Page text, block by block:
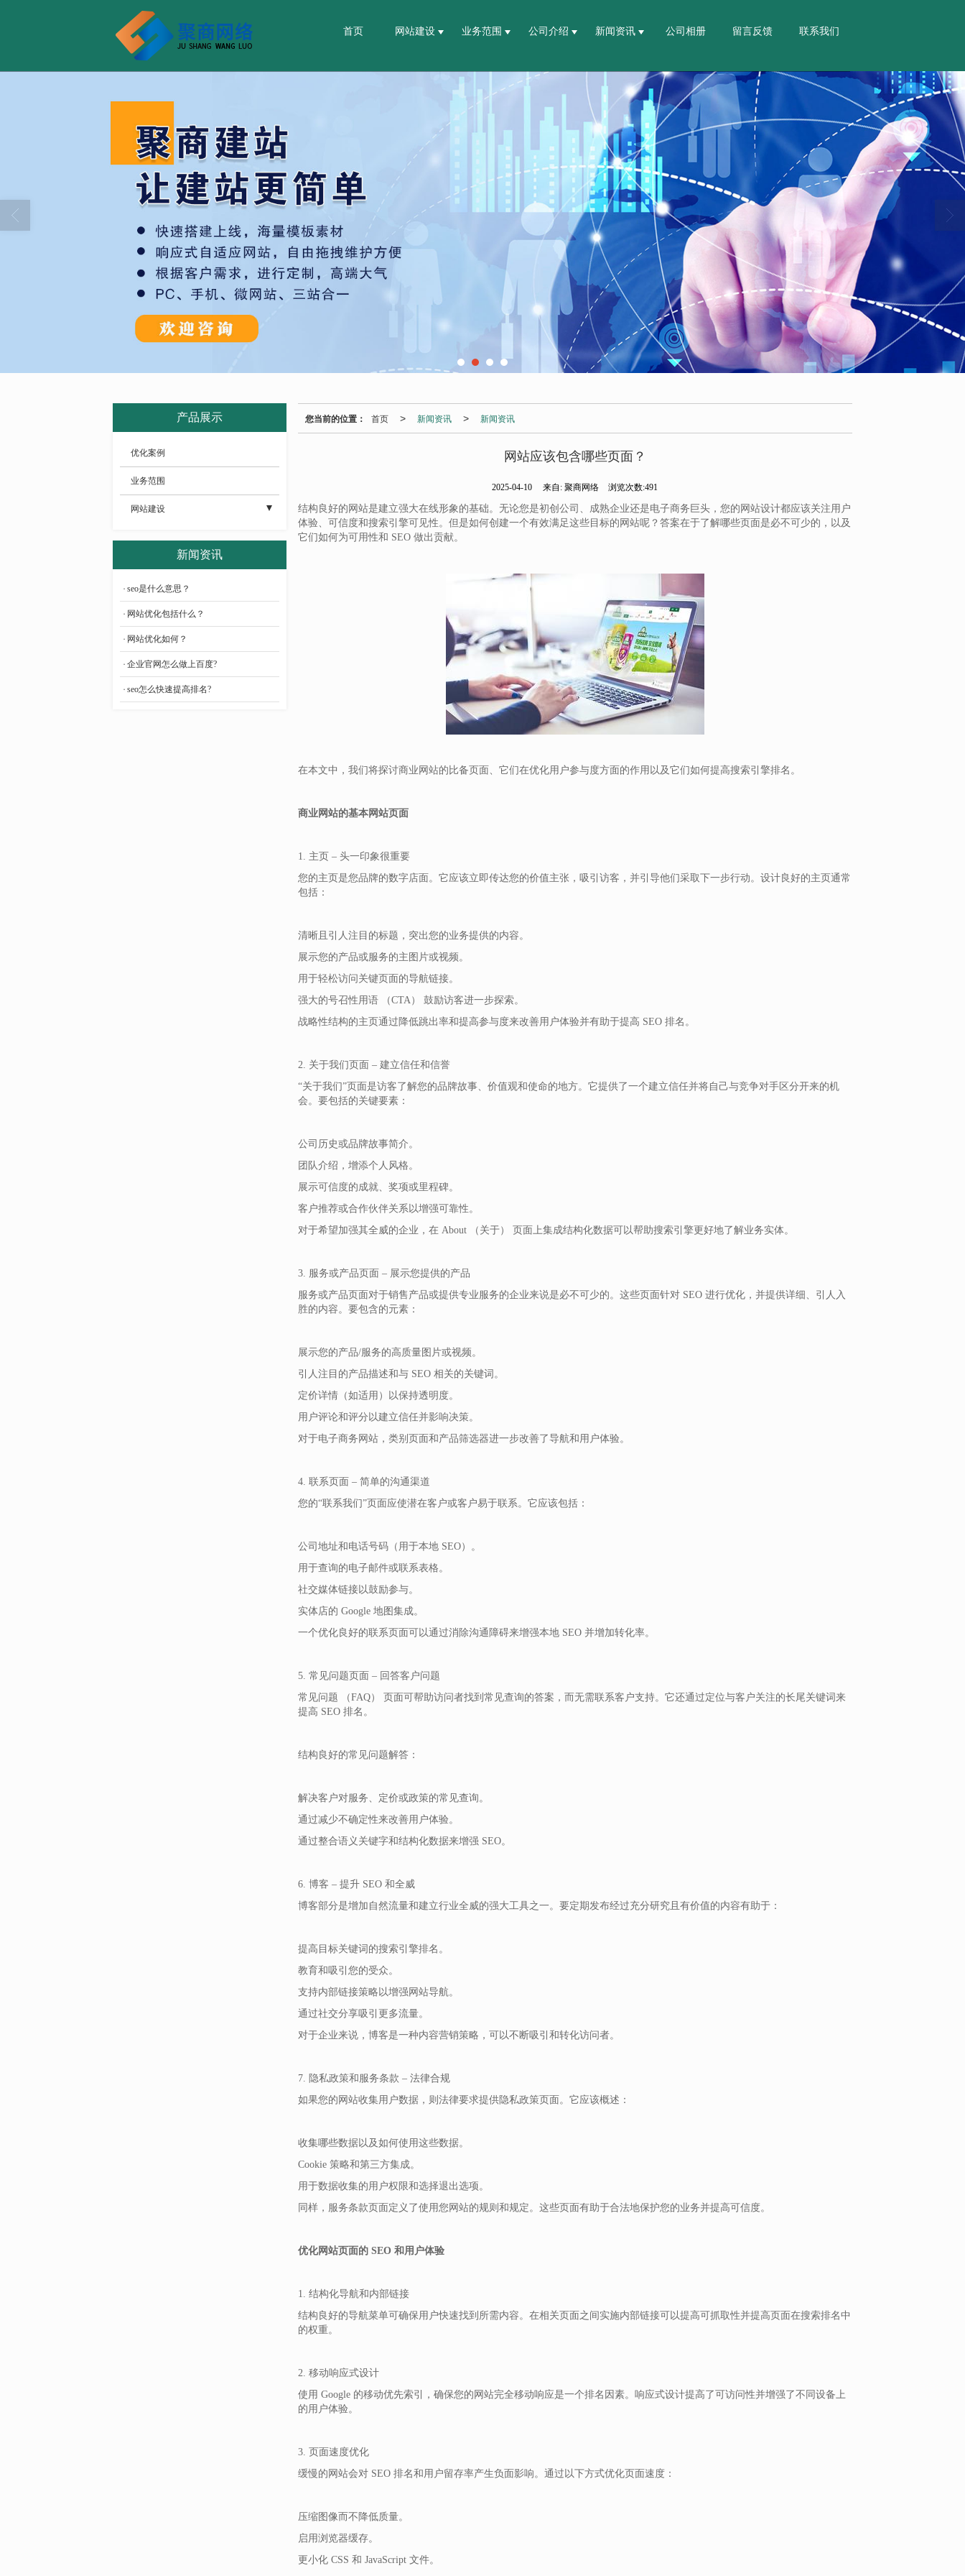
首页 网站建设 业务范围 公司介绍 新闻资讯 公司相册 留言反馈 联系我们
您当前的位置： 首页 > 新闻资讯 > 新闻资讯
网站应该包含哪些页面？
2025-04-10 来自:聚商网络 浏览次数:491
结构良好的网站是建立强大在线形象的基础。无论您是初创公司、成熟企业还是电子商务巨头，您的网站设计都应该关注用户
体验、可信度和搜索引擎可见性。但是如何创建一个有效满足这些目标的网站呢？答案在于了解哪些页面是必不可少的，以及
它们如何为可用性和 SEO 做出贡献。
在本文中，我们将探讨商业网站的比备页面、它们在优化用户参与度方面的作用以及它们如何提高搜索引擎排名。
商业网站的基本网站页面
1. 主页 – 头一印象很重要
您的主页是您品牌的数字店面。它应该立即传达您的价值主张，吸引访客，并引导他们采取下一步行动。设计良好的主页通常
包括：
清晰且引人注目的标题，突出您的业务提供的内容。
展示您的产品或服务的主图片或视频。
用于轻松访问关键页面的导航链接。
强大的号召性用语 （CTA） 鼓励访客进一步探索。
战略性结构的主页通过降低跳出率和提高参与度来改善用户体验并有助于提高 SEO 排名。
2. 关于我们页面 – 建立信任和信誉
“关于我们”页面是访客了解您的品牌故事、价值观和使命的地方。它提供了一个建立信任并将自己与竞争对手区分开来的机
会。要包括的关键要素：
公司历史或品牌故事简介。
团队介绍，增添个人风格。
展示可信度的成就、奖项或里程碑。
客户推荐或合作伙伴关系以增强可靠性。
对于希望加强其全威的企业，在 About （关于） 页面上集成结构化数据可以帮助搜索引擎更好地了解业务实体。
3. 服务或产品页面 – 展示您提供的产品
服务或产品页面对于销售产品或提供专业服务的企业来说是必不可少的。这些页面针对 SEO 进行优化，并提供详细、引人入
胜的内容。要包含的元素：
展示您的产品/服务的高质量图片或视频。
引人注目的产品描述和与 SEO 相关的关键词。
定价详情（如适用）以保持透明度。
用户评论和评分以建立信任并影响决策。
对于电子商务网站，类别页面和产品筛选器进一步改善了导航和用户体验。
4. 联系页面 – 简单的沟通渠道
您的“联系我们”页面应使潜在客户或客户易于联系。它应该包括：
公司地址和电话号码（用于本地 SEO）。
用于查询的电子邮件或联系表格。
社交媒体链接以鼓励参与。
实体店的 Google 地图集成。
一个优化良好的联系页面可以通过消除沟通障碍来增强本地 SEO 并增加转化率。
5. 常见问题页面 – 回答客户问题
常见问题 （FAQ） 页面可帮助访问者找到常见查询的答案，而无需联系客户支持。它还通过定位与客户关注的长尾关键词来
提高 SEO 排名。
结构良好的常见问题解答：
解决客户对服务、定价或政策的常见查询。
通过减少不确定性来改善用户体验。
通过整合语义关键字和结构化数据来增强 SEO。
6. 博客 – 提升 SEO 和全威
博客部分是增加自然流量和建立行业全威的强大工具之一。要定期发布经过充分研究且有价值的内容有助于：
提高目标关键词的搜索引擎排名。
教育和吸引您的受众。
支持内部链接策略以增强网站导航。
通过社交分享吸引更多流量。
对于企业来说，博客是一种内容营销策略，可以不断吸引和转化访问者。
7. 隐私政策和服务条款 – 法律合规
如果您的网站收集用户数据，则法律要求提供隐私政策页面。它应该概述：
收集哪些数据以及如何使用这些数据。
Cookie 策略和第三方集成。
用于数据收集的用户权限和选择退出选项。
同样，服务条款页面定义了使用您网站的规则和规定。这些页面有助于合法地保护您的业务并提高可信度。
优化网站页面的 SEO 和用户体验
1. 结构化导航和内部链接
结构良好的导航菜单可确保用户快速找到所需内容。在相关页面之间实施内部链接可以提高可抓取性并提高页面在搜索排名中
的权重。
2. 移动响应式设计
使用 Google 的移动优先索引，确保您的网站完全移动响应是一个排名因素。响应式设计提高了可访问性并增强了不同设备上
的用户体验。
3. 页面速度优化
缓慢的网站会对 SEO 排名和用户留存率产生负面影响。通过以下方式优化页面速度：
压缩图像而不降低质量。
启用浏览器缓存。
更小化 CSS 和 JavaScript 文件。
产品展示
优化案例
业务范围
网站建设
- 高端网站建设
- 营销型网站建设
- 外贸网站建设
- 品牌网站建设
新闻资讯
seo是什么意思？
网站优化包括什么？
网站优化如何？
企业官网怎么做上百度?
seo怎么快速提高排名?